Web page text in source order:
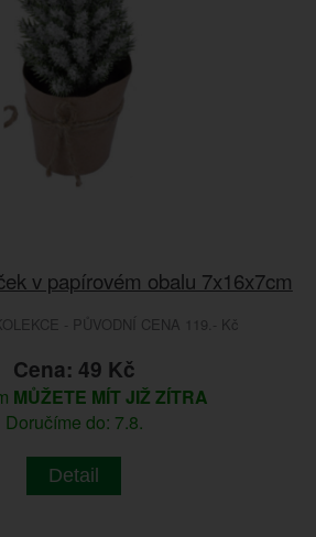
v papírovém obalu 7x16x7cm
- PŮVODNÍ CENA 119.- Kč
Cena: 49 Kč
MŮŽETE MÍT JIŽ ZÍTRA
Doručíme do: 7.8.
Detail